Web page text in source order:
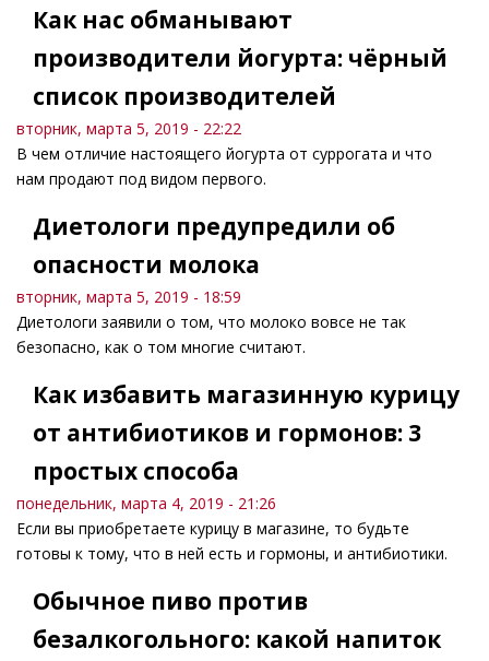
Как нас обманывают
производители йогурта: чёрный
список производителей
вторник, марта 5, 2019 - 22:22
В чем отличие настоящего йогурта от суррогата и что
нам продают под видом первого.
Диетологи предупредили об
опасности молока
вторник, марта 5, 2019 - 18:59
Диетологи заявили о том, что молоко вовсе не так
безопасно, как о том многие считают.
Как избавить магазинную курицу
от антибиотиков и гормонов: 3
простых способа
понедельник, марта 4, 2019 - 21:26
Если вы приобретаете курицу в магазине, то будьте
готовы к тому, что в ней есть и гормоны, и антибиотики.
Обычное пиво против
безалкогольного: какой напиток